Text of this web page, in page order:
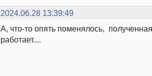
2024.06.28 13:39:49
А, что-то опять поменялось,
работает....